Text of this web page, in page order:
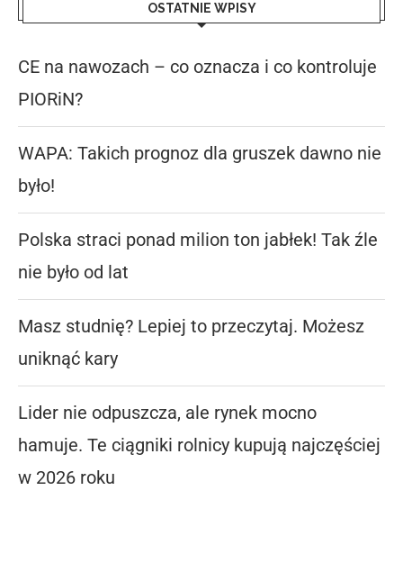
OSTATNIE WPISY
CE na nawozach – co oznacza i co kontroluje
PIORiN?
WAPA: Takich prognoz dla gruszek dawno nie
było!
Polska straci ponad milion ton jabłek! Tak źle
nie było od lat
Masz studnię? Lepiej to przeczytaj. Możesz
uniknąć kary
Lider nie odpuszcza, ale rynek mocno
hamuje. Te ciągniki rolnicy kupują najczęściej
w 2026 roku